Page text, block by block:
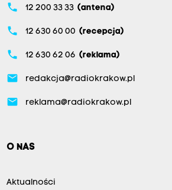
phone 12 200 33 33 (antena)
phone 12 630 60 00 (recepcja)
phone 12 630 62 06 (reklama)
email redakcja@radiokrakow.pl
email reklama@radiokrakow.pl
O NAS
Aktualności